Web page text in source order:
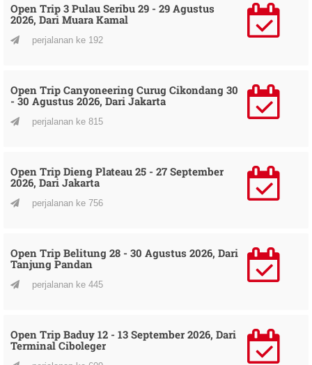
Open Trip 3 Pulau Seribu 29 - 29 Agustus
2026, Dari Muara Kamal
perjalanan ke 192
Open Trip Canyoneering Curug Cikondang 30
- 30 Agustus 2026, Dari Jakarta
perjalanan ke 815
Open Trip Dieng Plateau 25 - 27 September
2026, Dari Jakarta
perjalanan ke 756
Open Trip Belitung 28 - 30 Agustus 2026, Dari
Tanjung Pandan
perjalanan ke 445
Open Trip Baduy 12 - 13 September 2026, Dari
Terminal Ciboleger